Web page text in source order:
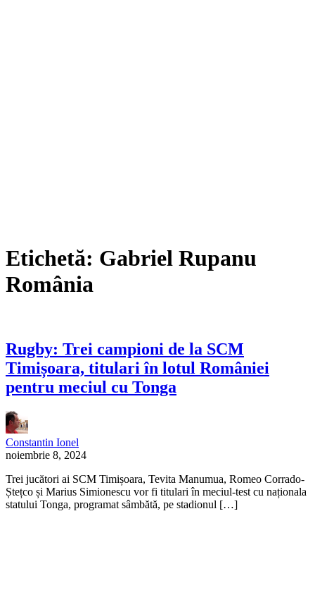
Etichetă: Gabriel Rupanu
România
Rugby: Trei campioni de la SCM
Timișoara, titulari în lotul României
pentru meciul cu Tonga
Constantin Ionel
noiembrie 8, 2024
Trei jucători ai SCM Timișoara, Tevita Manumua, Romeo Corrado-
Ștețco și Marius Simionescu vor fi titulari în meciul-test cu naționala
statului Tonga, programat sâmbătă, pe stadionul […]